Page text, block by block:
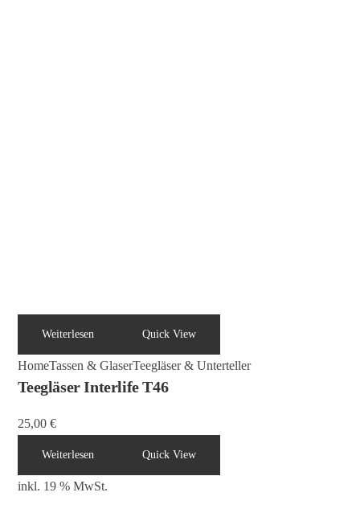
Weiterlesen Quick View
HomeTassen & GlaserTeegläser & Unterteller
Teegläser Interlife T46
25,00€
Weiterlesen Quick View
inkl. 19 % MwSt.